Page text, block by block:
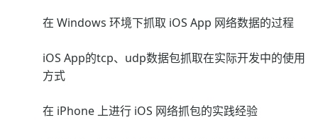
在 Windows 环境下抓取 iOS App 网络数据的过程
iOS App的tcp、udp数据包抓取在实际开发中的使用
方式
在 iPhone 上进行 iOS 网络抓包的实践经验